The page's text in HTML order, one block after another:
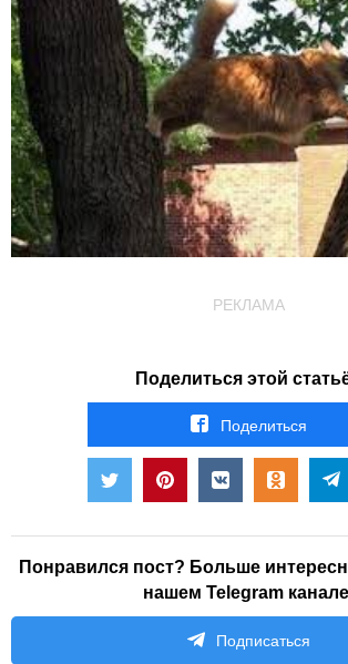
РЕКЛАМА
Поделиться этой
Поделиться
Понравился пост? Больше
нашем Telegram
Подписаться